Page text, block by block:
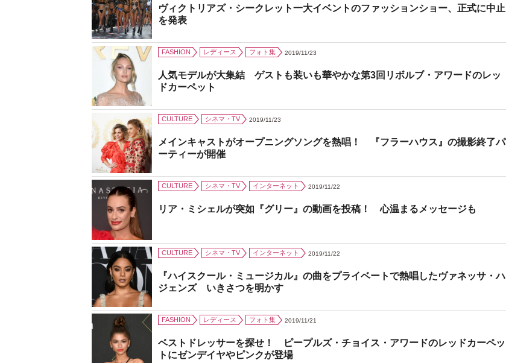
ヴィクトリアズ・シークレット一大イベントのファッションショー、正式に中止
を発表
FASHION レディース フォト集 2019/11/23
人気モデルが大集結 ゲストも装いも華やかな第3回リボルブ・アワードのレッ
ドカーペット
CULTURE シネマ・TV 2019/11/23
メインキャストがオープニングソングを熱唱！ 『フラーハウス』の撮影終了パ
ーティーが開催
CULTURE シネマ・TV インターネット 2019/11/22
リア・ミシェルが突如『グリー』の動画を投稿！ 心温まるメッセージも
CULTURE シネマ・TV インターネット 2019/11/22
『ハイスクール・ミュージカル』の曲をプライベートで熱唱したヴァネッサ・ハ
ジェンズ いきさつを明かす
FASHION レディース フォト集 2019/11/21
ベストドレッサーを探せ！ ピープルズ・チョイス・アワードのレッドカーペッ
トにゼンデイヤやピンクが登場